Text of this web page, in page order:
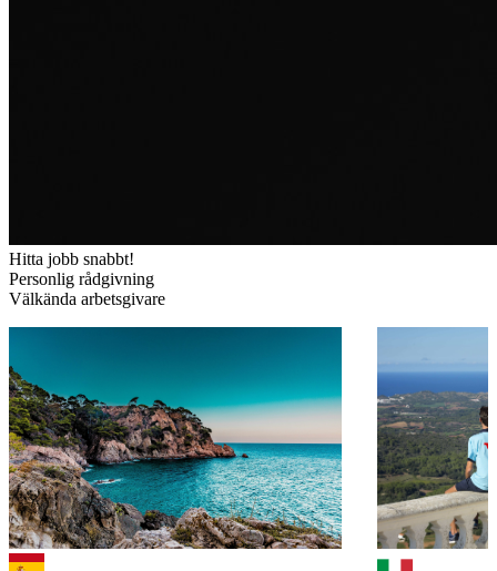
Hitta jobb snabbt!
Personlig rådgivning
Välkända arbetsgivare